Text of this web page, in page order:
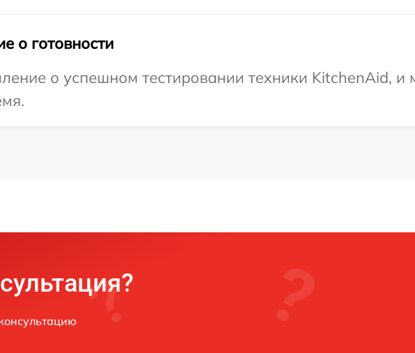
о готовности
о успешном тестировании техники KitchenAid, и